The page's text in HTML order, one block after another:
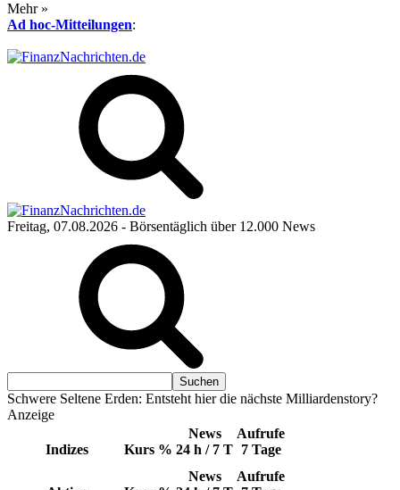
Mehr »
Ad hoc-Mitteilungen:
Freitag, 07.08.2026 - Börsentäglich über 12.000 News
Schwere Seltene Erden: Entsteht hier die nächste Milliardenstory?
Anzeige
Indizes Kurs %
News
24 h / 7 T
Aufrufe
7 Tage
News
Aufrufe